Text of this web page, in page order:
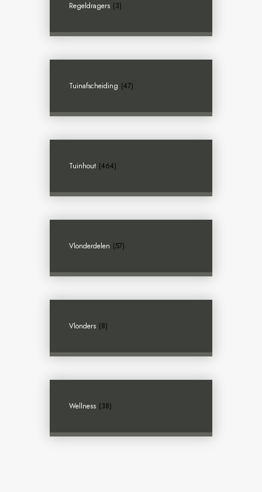
Regeldragers (3)
Tuinafscheiding (47)
Tuinhout (464)
Vlonderdelen (57)
Vlonders (8)
Wellness (38)